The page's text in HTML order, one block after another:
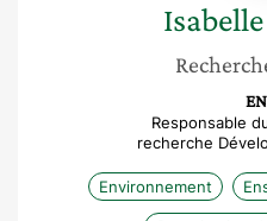
Isabelle
Responsable
recherche
Environnement